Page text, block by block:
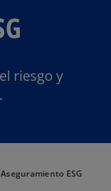
riesgo y
Aseguramiento ESG